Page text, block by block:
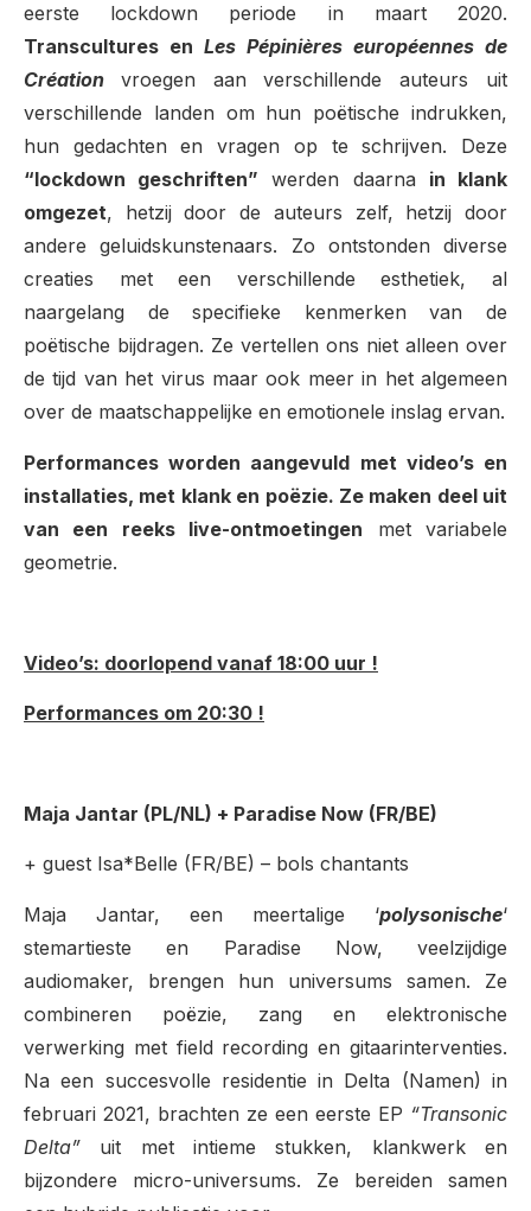
eerste lockdown periode in maart 2020.
Transcultures en Les Pépinières européennes de
Création
vroegen aan verschillende auteurs uit
verschillende landen om hun poëtische indrukken,
hun gedachten en vragen op te schrijven. Deze
“lockdown geschriften” werden daarna in klank
omgezet, hetzij door de auteurs zelf, hetzij door
andere geluidskunstenaars. Zo ontstonden diverse
creaties met een verschillende esthetiek, al
naargelang de specifieke kenmerken van de
poëtische bijdragen. Ze vertellen ons niet alleen over
de tijd van het virus maar ook meer in het algemeen
over de maatschappelijke en emotionele inslag ervan.
Performances worden aangevuld met video’s en
installaties, met klank en poëzie. Ze maken deel uit
van een reeks live-ontmoetingen met variabele
geometrie.
Video’s: doorlopend vanaf 18:00 uur !
Performances om 20:30 !
Maja Jantar (PL/NL) + Paradise Now (FR/BE)
+ guest Isa*Belle (FR/BE) – bols chantants
Maja Jantar, een meertalige ‘polysonische‘
stemartieste en Paradise Now, veelzijdige
audiomaker, brengen hun universums samen. Ze
combineren poëzie, zang en elektronische
verwerking met field recording en gitaarinterventies.
Na een succesvolle residentie in Delta (Namen) in
februari 2021, brachten ze een eerste EP “Transonic
Delta” uit met intieme stukken, klankwerk en
bijzondere micro-universums. Ze bereiden samen